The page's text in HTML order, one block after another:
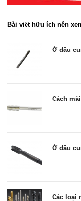
Bài viết hữu ích nên
Ở đâu
Cách
Ở đâu
Các loại